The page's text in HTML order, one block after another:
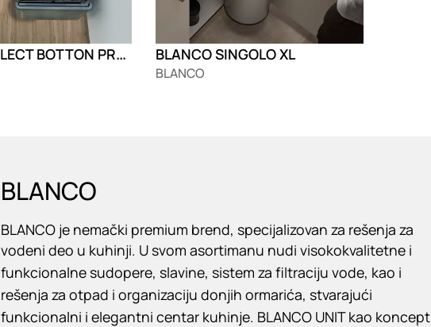
BLANCO SELECT BOTTON PRO 45/2 (manual i automatic) BLANCO SINGOLO XL
BLANCO
BLANCO
BLANCO je nemački premium brend, specijalizovan za rešenja za
vodeni deo u kuhinji. U svom asortimanu nudi visokokvalitetne i
funkcionalne sudopere, slavine, sistem za filtraciju vode, kao i
rešenja za otpad i organizaciju donjih ormarića, stvarajući
funkcionalni i elegantni centar kuhinje. BLANCO UNIT kao koncept